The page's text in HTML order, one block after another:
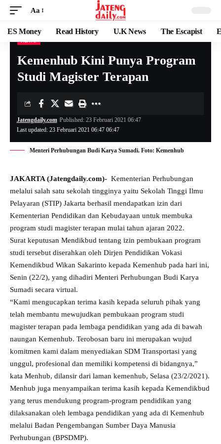
Aa
ES Money Read History U.K News The Escapist
Kemenhub Kini Punya Program
Studi Magister Terapan
Last updated: 23 Februari 2021 06:47 06:47
Jatengdaily.com Published: 23 Februari 2021 06:47
Menteri Perhubungan Budi Karya Sumadi. Foto: Kemenhub
JAKARTA (Jatengdaily.com)- Kementerian Perhubungan
melalui salah satu sekolah tingginya yaitu Sekolah Tinggi Ilmu
Pelayaran (STIP) Jakarta berhasil mendapatkan izin dari
Kementerian Pendidikan dan Kebudayaan untuk membuka
program studi magister terapan mulai tahun ajaran 2022.
Surat keputusan Mendikbud tentang izin pembukaan program
studi tersebut diserahkan oleh Dirjen Pendidikan Vokasi
Kemendikbud Wikan Sakarinto kepada Kemenhub pada hari ini,
Senin (22/2), yang dihadiri Menteri Perhubungan Budi Karya
Sumadi secara virtual.
“Kami mengucapkan terima kasih kepada seluruh pihak yang
telah membantu mewujudkan pembukaan program studi
magister terapan pada lembaga pendidikan yang ada di bawah
naungan Kemenhub. Terobosan baru ini merupakan wujud
komitmen kami dalam menyediakan SDM Transportasi yang
unggul, profesional dan memiliki kompetensi di bidangnya,”
kata Menhub, dilansir dari laman kemenhub, Selasa (23/2/2021).
Menhub juga menyampaikan terima kasih kepada Kemendikbud
yang terus mendukung program-program pendidikan yang
dilaksanakan oleh lembaga pendidikan yang ada di Kemenhub
melalui Badan Pengembangan Sumber Daya Manusia
Perhubungan (BPSDMP).